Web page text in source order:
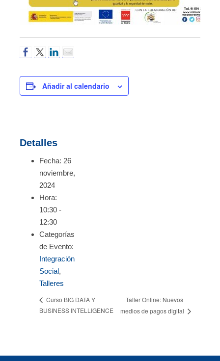
Añadir al calendario
Detalles
Fecha: 26
noviembre,
2024
Hora:
10:30 -
12:30
Categorías
de Evento:
Integración
Social,
Talleres
Curso BIG DATA Y
BUSINESS INTELLIGENCE
Taller Online: Nuevos
medios de pagos digital